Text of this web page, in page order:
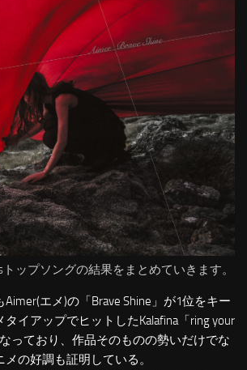
ップソングの結果をまとめていきます。
エメ)の「Brave Shine」が1位をキー
イアップでヒットしたKalafina「ring your
っており、作品そのものの勢いだけでな
の好調も証明している。